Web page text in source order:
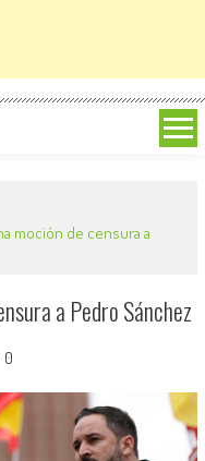
moción de censura a
a Pedro Sánchez
0